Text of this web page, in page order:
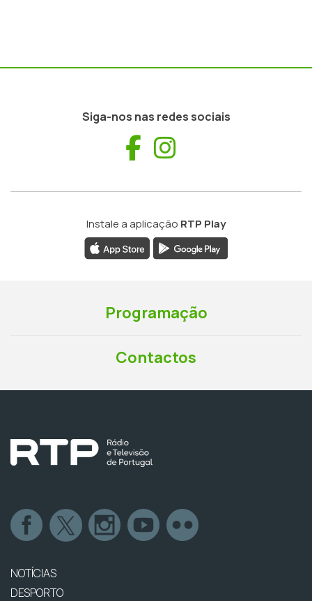
Siga-nos nas redes sociais
Facebook
Instale a aplicação RTP Play
Programação
Contactos
NOTÍCIAS
DESPORTO